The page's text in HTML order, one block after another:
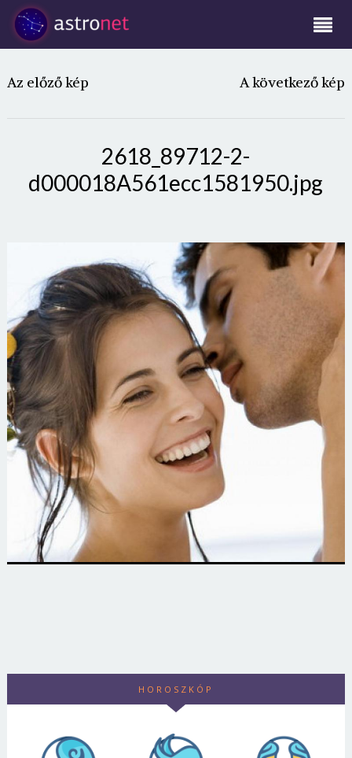
Az előző kép A következő kép
2618_89712-2-
d000018A561ecc1581950.jpg
HOROSZKÓP